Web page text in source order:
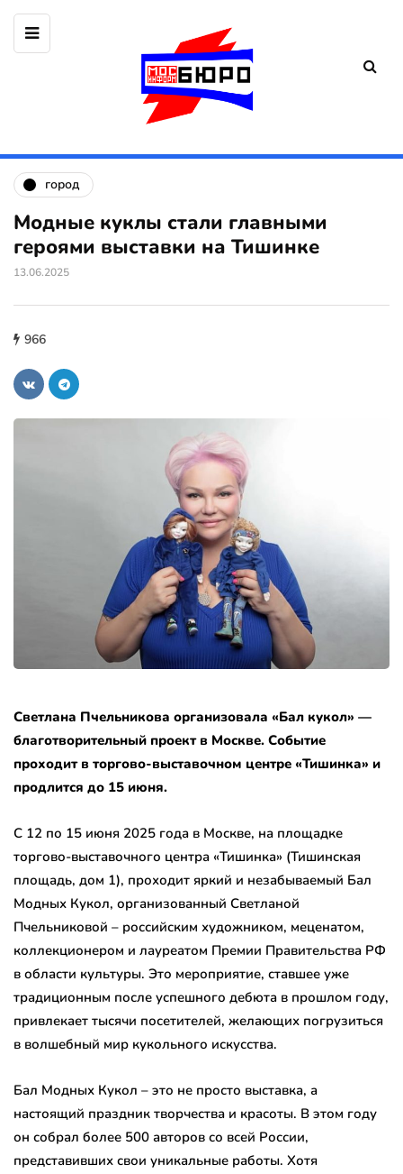
город
Модные куклы стали главными
героями выставки на Тишинке
13.06.2025
966
Светлана Пчельникова организовала «Бал кукол» —
благотворительный проект в Москве. Событие
проходит в торгово-выставочном центре «Тишинка» и
продлится до 15 июня.
С 12 по 15 июня 2025 года в Москве, на площадке
торгово-выставочного центра «Тишинка» (Тишинская
площадь, дом 1), проходит яркий и незабываемый Бал
Модных Кукол, организованный Светланой
Пчельниковой – российским художником, меценатом,
коллекционером и лауреатом Премии Правительства РФ
в области культуры. Это мероприятие, ставшее уже
традиционным после успешного дебюта в прошлом году,
привлекает тысячи посетителей, желающих погрузиться
в волшебный мир кукольного искусства.
Бал Модных Кукол – это не просто выставка, а
настоящий праздник творчества и красоты. В этом году
он собрал более 500 авторов со всей России,
представивших свои уникальные работы. Хотя